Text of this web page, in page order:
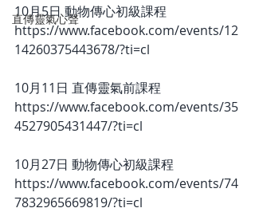
直傳靈氣心聲
10月5日 動物傳心初級課程
https://www.facebook.com/events/12
14260375443678/?ti=cl
10月11日 直傳靈氣前課程
https://www.facebook.com/events/35
4527905431447/?ti=cl
10月27日 動物傳心初級課程
https://www.facebook.com/events/74
7832965669819/?ti=cl